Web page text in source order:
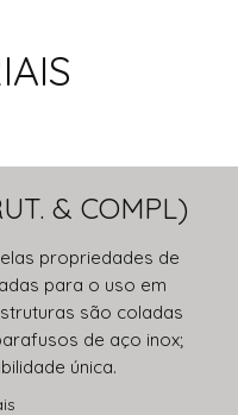
& COMPL)
propriedades de
para o uso em
são coladas
de aço inox;
única.